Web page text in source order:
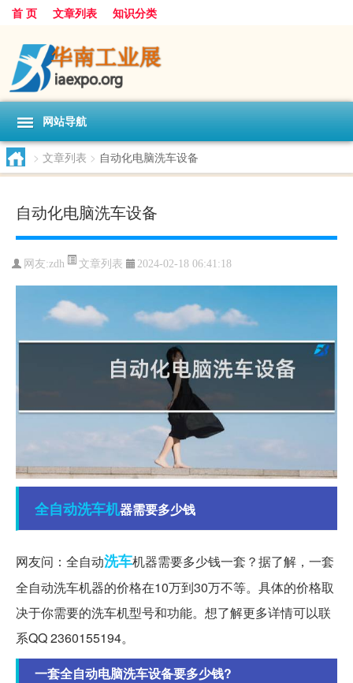
首 页 文章列表 知识分类
网站导航
> 文章列表 > 自动化电脑洗车设备
自动化电脑洗车设备
网友:zdh 文章列表 2024-02-18 06:41:18
全自动洗车机器需要多少钱
网友问：全自动洗车机器需要多少钱一套？据了解，一套
全自动洗车机器的价格在10万到30万不等。具体的价格取
决于你需要的洗车机型号和功能。想了解更多详情可以联
系QQ 2360155194。
一套全自动电脑洗车设备要多少钱?